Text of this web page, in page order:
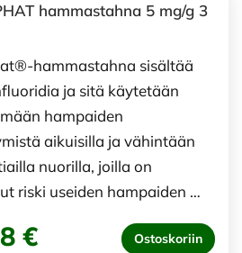
hammastahna 5 mg/g 3
hammastahna sisältää
ja sitä käytetään
hampaiden
aikuisilla ja vähintään
nuorilla, joilla on
riski useiden hampaiden …
€ Ostoskoriin